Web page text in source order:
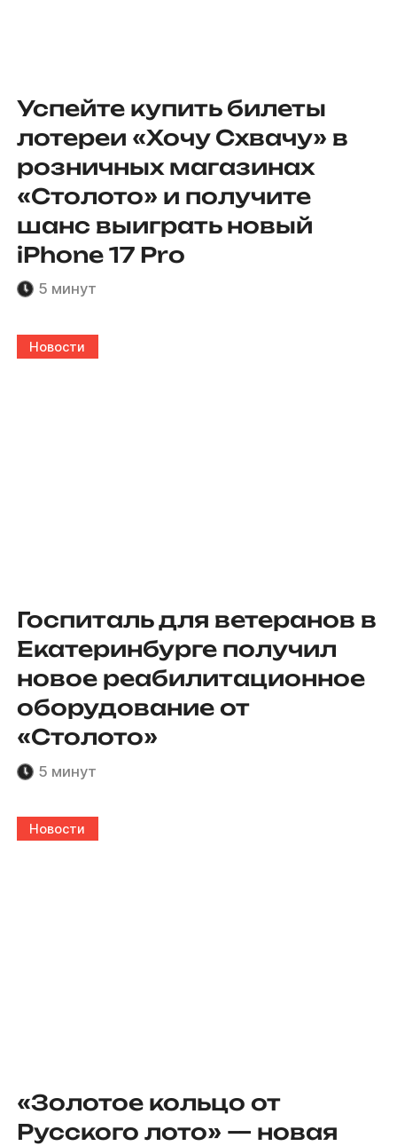
Успейте купить билеты
лотереи «Хочу Схвачу» в
розничных магазинах
«Столото» и получите
шанс выиграть новый
iPhone 17 Pro
5 минут
Новости
Госпиталь для ветеранов в
Екатеринбурге получил
новое реабилитационное
оборудование от
«Столото»
5 минут
Новости
«Золотое кольцо от
Русского лото» — новая